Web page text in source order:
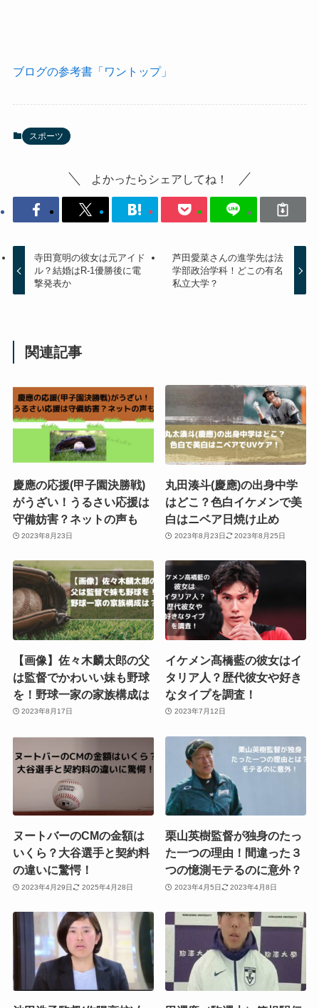
ブログの参考書「ワントップ」
スポーツ
よかったらシェアしてね！
寺田寛明の彼女は元アイド
ル？結婚はR-1優勝後に電
撃発表か
芦田愛菜さんの進学先は法
学部政治学科！どこの有名
私立大学？
関連記事
慶應の応援(甲子園決勝戦)
がうざい！うるさい応援は
守備妨害？ネットの声も
2023年8月23日
丸田湊斗(慶應)の出身中学
はどこ？色白イケメンで美
白はニベア日焼け止め
2023年8月23日 2023年8月25日
【画像】佐々木麟太郎の父
は監督でかわいい妹も野球
を！野球一家の家族構成は
2023年8月17日
イケメン髙橋藍の彼女はイ
タリア人？歴代彼女や好き
なタイプを調査！
2023年7月12日
ヌートバーのCMの金額は
いくら？大谷選手と契約料
の違いに驚愕！
2023年4月29日 2025年4月28日
栗山英樹監督が独身のたっ
た一つの理由！間違った３
つの憶測モテるのに意外？
2023年4月5日 2023年4月8日